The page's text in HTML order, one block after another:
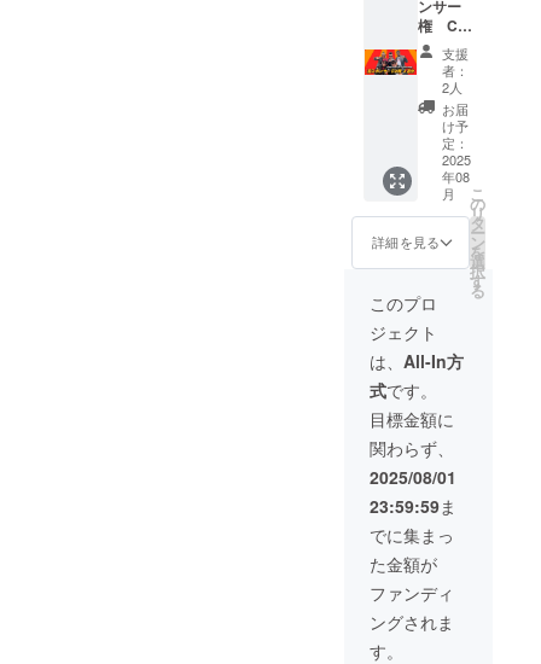
名前
と、一
言メッ
セージ
を記入
してく
ださ
い。ラ
ジオ内
で読ま
せてい
ただき
ます。
ジュー
年6月上
旬 クラ
ファン
ディン
グ開始
2025年
7月下旬
ドファ
ンディ
ング終
了 期間
内から
随時リ
ターン
（ラジ
オネー
ム）を
呼ばせ
て頂き
ます。
ラジオ
存続の
ため、
ご協力
いただ
けると
幸いで
りがと
ござい
ます。
備考欄
に、お
名前
と、一
言メッ
セージ
を記入
してく
ださ
い。ラ
ジオ内
で読ま
せてい
ただき
ます。
ンサー
権 CM
権 4週
分 ラジ
オ放送
内で、
30秒程
度のCM
を作成
し、番
組の冒
頭と最
後に、
そのCM
を流さ
せて頂
きま
す。 ど
のよう
なCMに
するか
は、
メール
で打ち
合わせ
させて
頂き、
内容を
決めさ
せてい
ただけ
ればと
思いま
支援
者：
2人
お届
け予
定：
2025
年08
月
詳細を見る
こ
の
リ
タ
ー
ン
を
選
択
す
る
このプロ
ジェクト
は、 All-In方
式です。
目標金額に
関わらず、
2025/08/01
23:59:59ま
でに集まっ
た金額が
ファンディ
ングされま
す。